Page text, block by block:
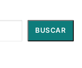
BUSCAR